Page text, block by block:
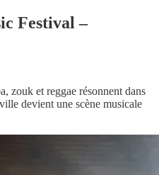
Festival –
zouk et reggae résonnent dans
devient une scène musicale